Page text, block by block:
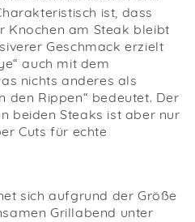
ist, dass
Knochen am Steak bleibt
Geschmack erzielt
auch mit dem
nichts anderes als
den Rippen“ bedeutet. Der
beiden Steaks ist aber nur
Cuts für echte
sich aufgrund der Größe
Grillabend unter